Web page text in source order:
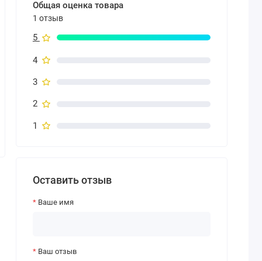
Общая оценка товара
1 отзыв
5
4
3
2
1
Оставить отзыв
Ваше имя
Ваш отзыв